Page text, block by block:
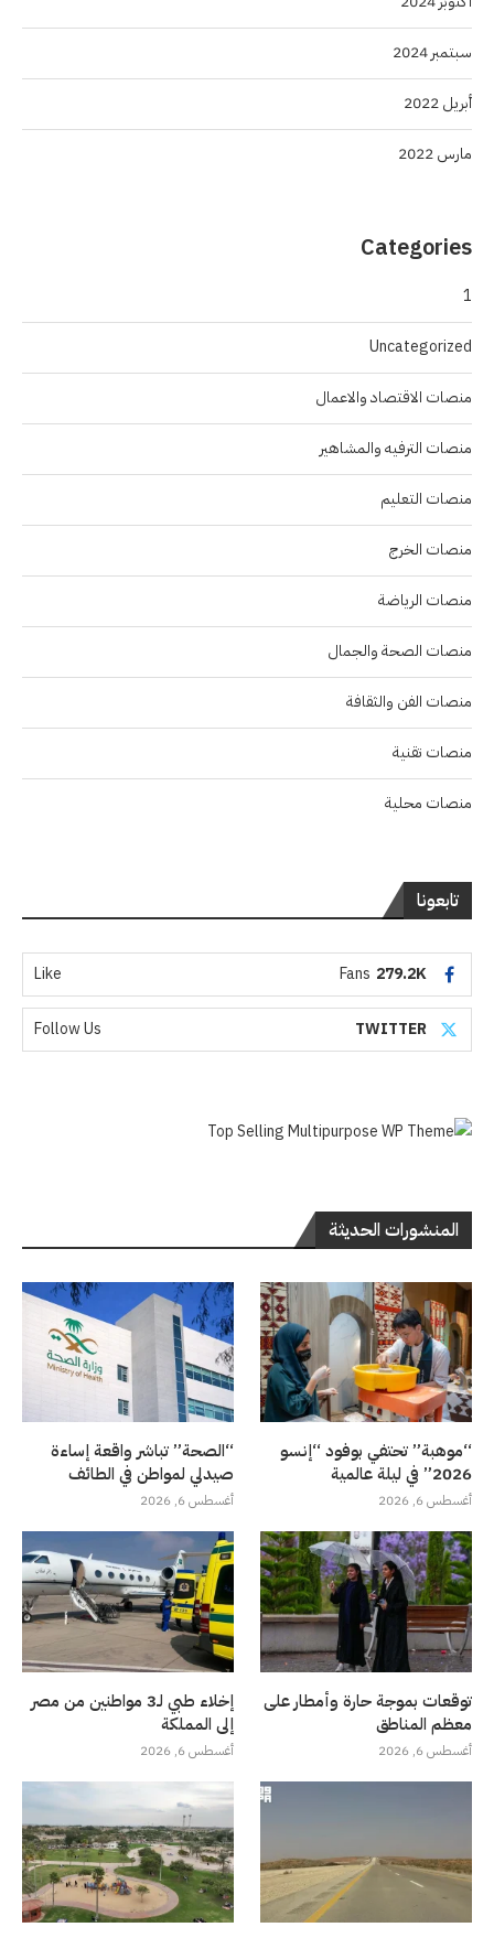
سبتمبر 2024
أبريل 2022
مارس 2022
Categories
1
Uncategorized
منصات الاقتصاد والاعمال
منصات الترفيه والمشاهير
منصات التعليم
منصات الخرج
منصات الرياضة
منصات الصحة والجمال
منصات الفن والثقافة
منصات تقنية
منصات محلية
تابعونا
279.2K
Fans
Like
TWITTER
Follow Us
المنشورات الحديثة
“موهبة” تحتفي بوفود “إنسو
2026” في ليلة عالمية
أغسطس 6, 2026
“الصحة” تباشر واقعة إساءة
صيدلي لمواطن في الطائف
أغسطس 6, 2026
توقعات بموجة حارة وأمطار على
معظم المناطق
أغسطس 6, 2026
إخلاء طبي لـ3 مواطنين من مصر
إلى المملكة
أغسطس 6, 2026